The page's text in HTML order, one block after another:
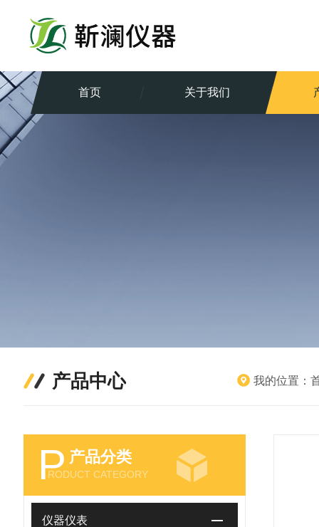
首页 关于我们
产品中心 我的位置：
P 产品分类
RODUCT CATEGORY
仪器仪表